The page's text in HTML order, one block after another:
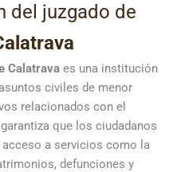
del juzgado de
Calatrava es una institución
civiles de menor
relacionados con el
que los ciudadanos
acceso a servicios como la
defunciones y